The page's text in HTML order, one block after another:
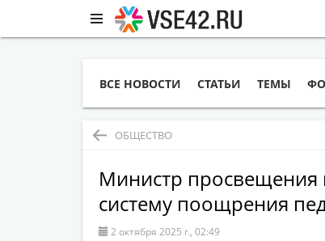
ВСЕ НОВОСТИ СТАТЬИ ТЕМЫ
ОБЩЕСТВО
Министр просвещения
систему поощрения
2 октября 2025 г., 02:49